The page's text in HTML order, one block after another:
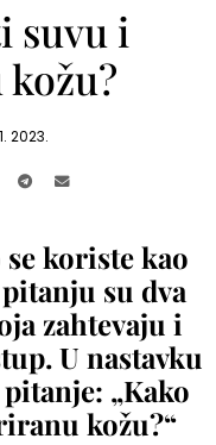
suvu i
2023.
koriste kao
su dva
zahtevaju i
U nastavku
„Kako
kožu?“